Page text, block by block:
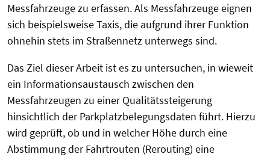
Messfahrzeuge zu erfassen. Als Messfahrzeuge eignen
sich beispielsweise Taxis, die aufgrund ihrer Funktion
ohnehin stets im Straßennetz unterwegs sind.
Das Ziel dieser Arbeit ist es zu untersuchen, in wieweit
ein Informationsaustausch zwischen den
Messfahrzeugen zu einer Qualitätssteigerung
hinsichtlich der Parkplatzbelegungsdaten führt. Hierzu
wird geprüft, ob und in welcher Höhe durch eine
Abstimmung der Fahrtrouten (Rerouting) eine